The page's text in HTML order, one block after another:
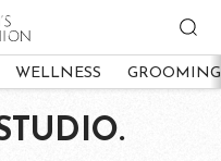
WELLNESS GROOMING